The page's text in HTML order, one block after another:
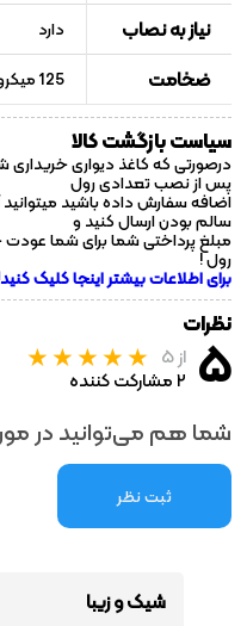
نیاز به نصاب دارد
ضخامت 125 میکرون
سیاست بازگشت کالا
درصورتی که کاغذ دیواری خریداری
پس از نصب تعدادی رول
اضافه سفارش داده باشید
سالم بودن ارسال کنید و
رول !
برای اطلاعات بیشتر اینجا کلیک
نظرات
۵ از ۵
۲ مشارکت کننده
شما هم می‌توانید در
ثبت نظر
شیک و زیبا